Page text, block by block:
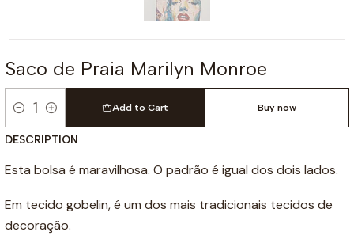
Saco de Praia Marilyn Monroe
Quantity
Add to Cart Buy now
DESCRIPTION
Esta bolsa é maravilhosa. O padrão é igual dos dois lados.
Em tecido gobelin, é um dos mais tradicionais tecidos de
decoração.